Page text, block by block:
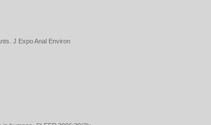
J Expo Anal Environ